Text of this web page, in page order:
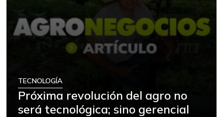
TECNOLOGÍA
Próxima revolución del agro no
será tecnológica; sino gerencial